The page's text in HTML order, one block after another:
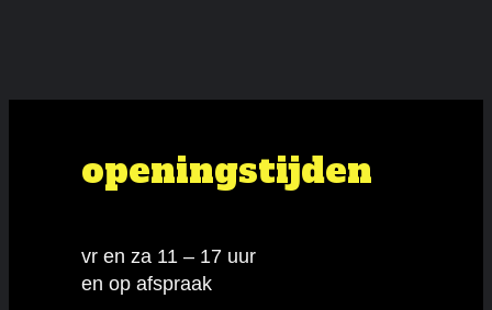
openingstijden
vr en za 11 – 17 uur
en op afspraak